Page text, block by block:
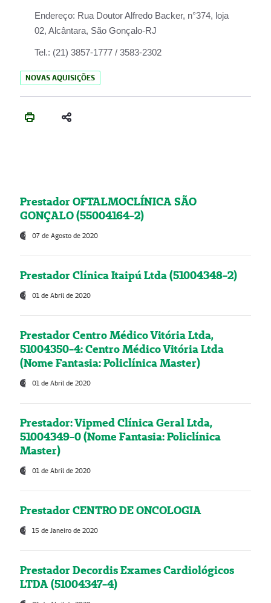
Endereço: Rua Doutor Alfredo Backer, n°374, loja
02, Alcântara, São Gonçalo-RJ
Tel.: (21) 3857-1777 / 3583-2302
NOVAS AQUISIÇÕES
Prestador OFTALMOCLÍNICA SÃO
GONÇALO (55004164-2)
07 de Agosto de 2020
Prestador Clínica Itaipú Ltda (51004348-2)
01 de Abril de 2020
Prestador Centro Médico Vitória Ltda,
51004350-4: Centro Médico Vitória Ltda
(Nome Fantasia: Policlínica Master)
01 de Abril de 2020
Prestador: Vipmed Clínica Geral Ltda,
51004349-0 (Nome Fantasia: Policlínica
Master)
01 de Abril de 2020
Prestador CENTRO DE ONCOLOGIA
15 de Janeiro de 2020
Prestador Decordis Exames Cardiológicos
LTDA (51004347-4)